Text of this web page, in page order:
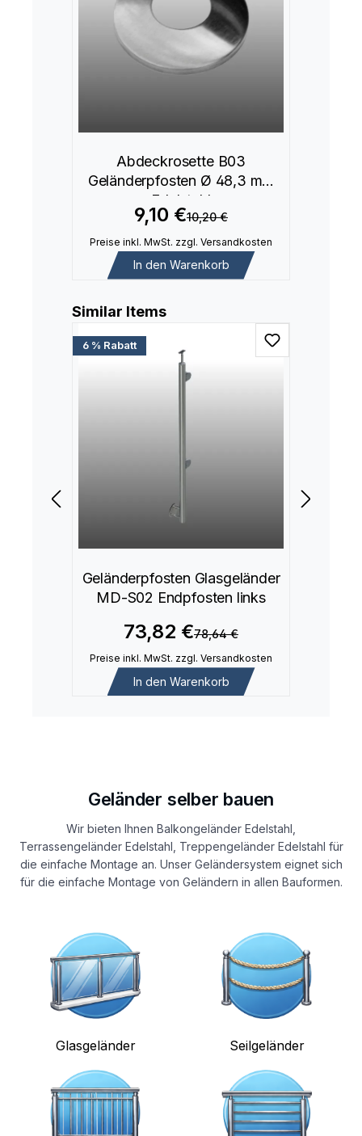
Abdeckrosette B03
Geländerpfosten Ø 48,3 mm
Edelstahl
9,10 €10,20 €
Preise inkl. MwSt. zzgl. Versandkosten
In den Warenkorb
Produktgalerie überspringen
Similar Items
6 % Rabatt
Geländerpfosten Glasgeländer
MD-S02 Endpfosten links
73,82 €78,64 €
Preise inkl. MwSt. zzgl. Versandkosten
In den Warenkorb
Geländer selber bauen
Wir bieten Ihnen Balkongeländer Edelstahl,
Terrassengeländer Edelstahl, Treppengeländer Edelstahl für
die einfache Montage an. Unser Geländersystem eignet sich
für die einfache Montage von Geländern in allen Bauformen.
Glasgeländer Seilgeländer